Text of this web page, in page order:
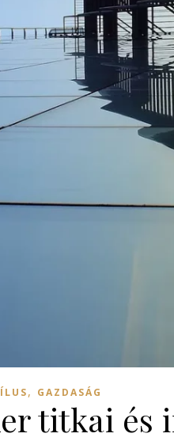
, GAZDASÁG
titkai